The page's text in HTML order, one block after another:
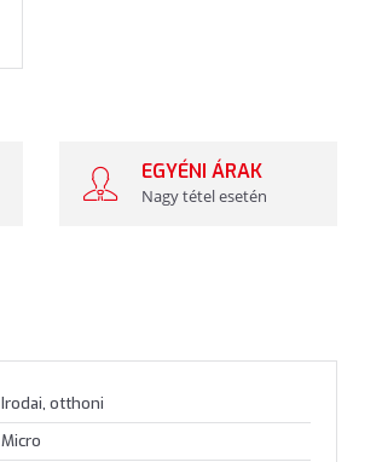
EGYÉNI ÁRAK
Nagy tétel esetén
Irodai, otthoni
Micro